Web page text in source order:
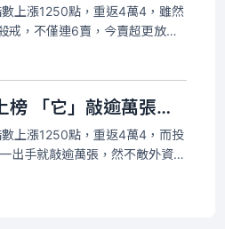
上漲1250點，重返4萬4，雖然
，不僅連6賣，今賣超更放大
但在內資力挺，終場力守平盤
台股暴漲投信狂掃記憶體！華邦電、南亞科上榜 「它」敲逾萬張最搶手
上漲1250點，重返4萬4，而投
出手就敲逾萬張，然不敵外資大
17.34萬張。